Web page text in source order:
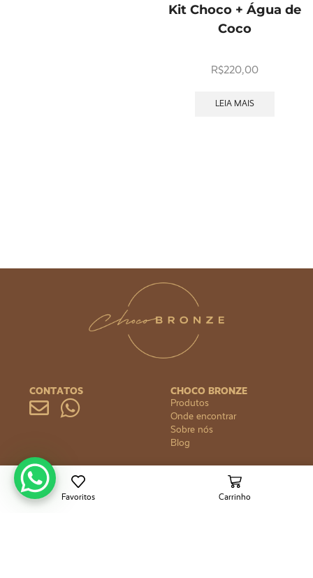
Kit Choco + Água de
Coco
R$220,00
LEIA MAIS
Favoritos Carrinho
CONTATOS
CHOCO BRONZE
Produtos
Onde encontrar
Sobre nós
Blog
DÚVIDAS
Política de privacidade
Política de reembolso